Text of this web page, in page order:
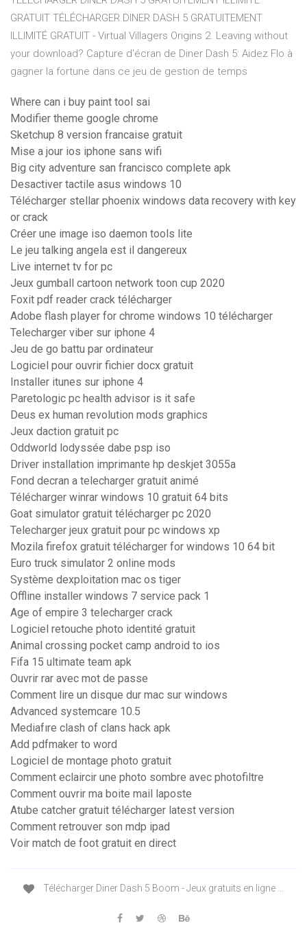
GRATUIT TÉLÉCHARGER DINER DASH 5 GRATUITEMENT
ILLIMITÉ GRATUIT - Virtual Villagers Origins 2. Leaving without
your download? Capture d'écran de Diner Dash 5: Aidez Flo à
gagner la fortune dans ce jeu de gestion de temps
Where can i buy paint tool sai
Modifier theme google chrome
Sketchup 8 version francaise gratuit
Mise a jour ios iphone sans wifi
Big city adventure san francisco complete apk
Desactiver tactile asus windows 10
Télécharger stellar phoenix windows data recovery with key
or crack
Créer une image iso daemon tools lite
Le jeu talking angela est il dangereux
Live internet tv for pc
Jeux gumball cartoon network toon cup 2020
Foxit pdf reader crack télécharger
Adobe flash player for chrome windows 10 télécharger
Telecharger viber sur iphone 4
Jeu de go battu par ordinateur
Logiciel pour ouvrir fichier docx gratuit
Installer itunes sur iphone 4
Paretologic pc health advisor is it safe
Deus ex human revolution mods graphics
Jeux daction gratuit pc
Oddworld lodyssée dabe psp iso
Driver installation imprimante hp deskjet 3055a
Fond decran a telecharger gratuit animé
Télécharger winrar windows 10 gratuit 64 bits
Goat simulator gratuit télécharger pc 2020
Telecharger jeux gratuit pour pc windows xp
Mozila firefox gratuit télécharger for windows 10 64 bit
Euro truck simulator 2 online mods
Système dexploitation mac os tiger
Offline installer windows 7 service pack 1
Age of empire 3 telecharger crack
Logiciel retouche photo identité gratuit
Animal crossing pocket camp android to ios
Fifa 15 ultimate team apk
Ouvrir rar avec mot de passe
Comment lire un disque dur mac sur windows
Advanced systemcare 10.5
Mediafıre clash of clans hack apk
Add pdfmaker to word
Logiciel de montage photo gratuit
Comment eclaircir une photo sombre avec photofiltre
Comment ouvrir ma boite mail laposte
Atube catcher gratuit télécharger latest version
Comment retrouver son mdp ipad
Voir match de foot gratuit en direct
Télécharger Diner Dash 5 Boom - Jeux gratuits en ligne ...